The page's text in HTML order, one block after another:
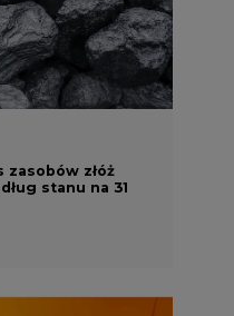
zasobów złóż
stanu na 31